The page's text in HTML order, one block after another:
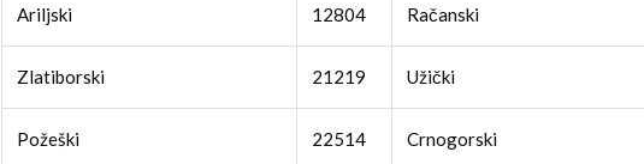
Ariljski 12804 Račanski
Zlatiborski 21219 Užički
Požeški 22514 Crnogorski